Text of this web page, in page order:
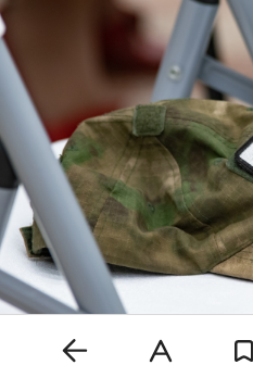
Фото: «БИЗНЕС Online»